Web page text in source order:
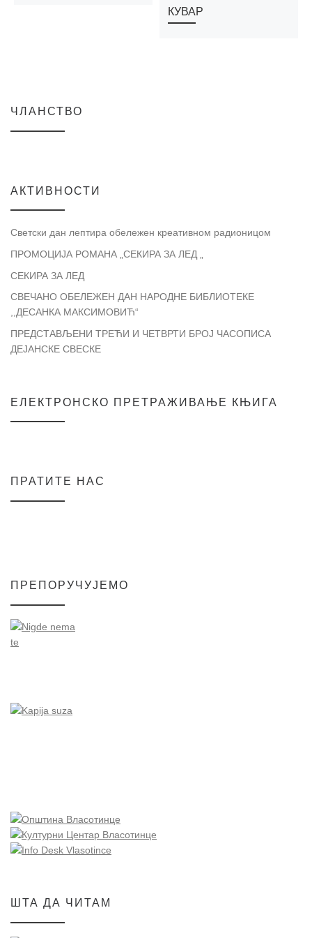
КУВАР
ЧЛАНСТВО
АКТИВНОСТИ
Светски дан лептира обележен креативном радионицом
ПРОМОЦИЈА РОМАНА „СЕКИРА ЗА ЛЕД „
СЕКИРА ЗА ЛЕД
СВЕЧАНО ОБЕЛЕЖЕН ДАН НАРОДНЕ БИБЛИОТЕКЕ
,,ДЕСАНКА МАКСИМОВИЋ“
ПРЕДСТАВЉЕНИ ТРЕЋИ И ЧЕТВРТИ БРОЈ ЧАСОПИСА
ДЕЈАНСКЕ СВЕСКЕ
ЕЛЕКТРОНСКО ПРЕТРАЖИВАЊЕ КЊИГА
ПРАТИТЕ НАС
ПРЕПОРУЧУЈЕМО
ШТА ДА ЧИТАМ